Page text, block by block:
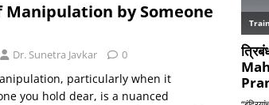
Manipulation by Someone
Dr. Sunetra Javkar 0
particularly when it
you hold dear, is a nuanced